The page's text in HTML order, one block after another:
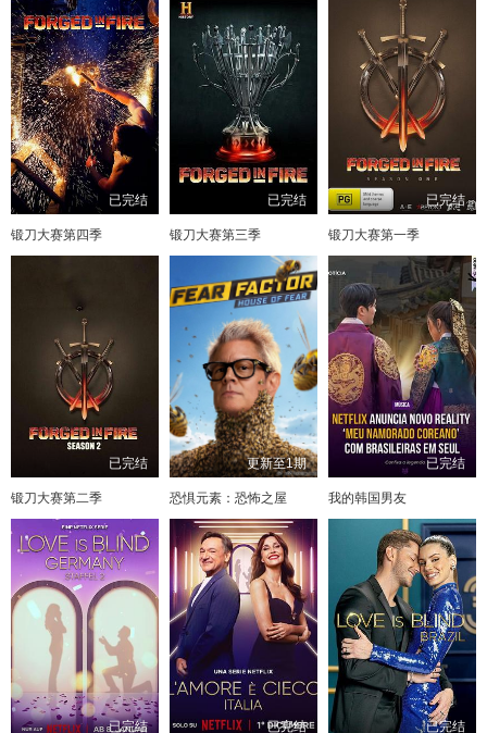
已完结
锻刀大赛第四季
已完结
锻刀大赛第三季
已完结
锻刀大赛第一季
已完结
锻刀大赛第二季
更新至1期
恐惧元素：恐怖之屋
已完结
我的韩国男友
已完结 已完结 已完结